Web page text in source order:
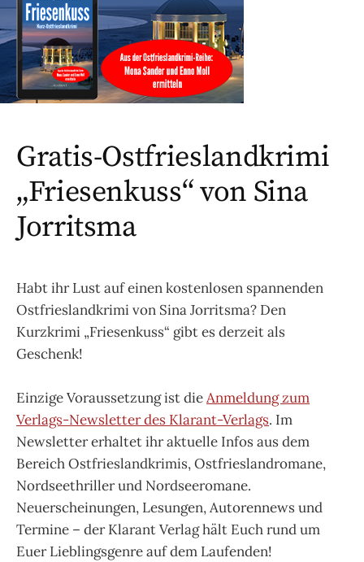
Gratis-Ostfrieslandkrimi
„Friesenkuss“ von Sina
Jorritsma
Habt ihr Lust auf einen kostenlosen spannenden
Ostfrieslandkrimi von Sina Jorritsma? Den
Kurzkrimi „Friesenkuss“ gibt es derzeit als
Geschenk!
Einzige Voraussetzung ist dieAnmeldung zum
Verlags-Newsletter des Klarant-Verlags. Im
Newsletter erhaltet ihr aktuelle Infos aus dem
Bereich Ostfrieslandkrimis, Ostfrieslandromane,
Nordseethriller und Nordseeromane.
Neuerscheinungen, Lesungen, Autorennews und
Termine – der Klarant Verlag hält Euch rund um
Euer Lieblingsgenre auf dem Laufenden!